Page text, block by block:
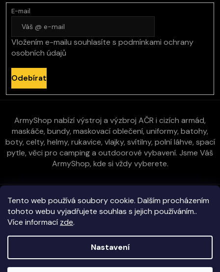
Tento web používá soubory cookie. Dalším procházením
tohoto webu vyjadřujete souhlas s jejich používáním..
Více informací zde.
Nastavení
E-mail
Vložením e-mailu souhlasíte s podmínkami ochrany
osobních údajů
Odebírat
ArmyShop nabízí výstroj a výzbroj AČR i cizích armád,
maskáče, bundy, maskovací oblečení, uniformy, batohy,
boty, celty, helmy, rukavice, vlajky, svítilny, polní láhve, spací
pytle, věci pro camping a outdoorové vybavení. Jsme Váš
ArmyShop, kde si vždy vyberete.
Zákaznická péče
Vše o nákupu